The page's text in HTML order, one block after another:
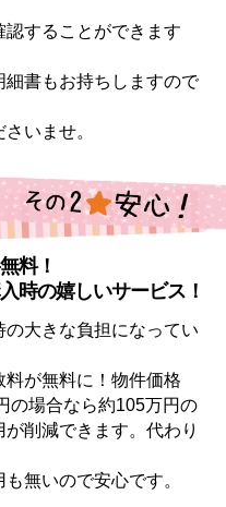
認することができます
細書もお持ちしますので
いませ。
料！
時の嬉しいサービス！
の大きな負担になってい
料が無料に！物件価格
の場合なら約105万円の
が削減できます。代わり
無いので安心です。